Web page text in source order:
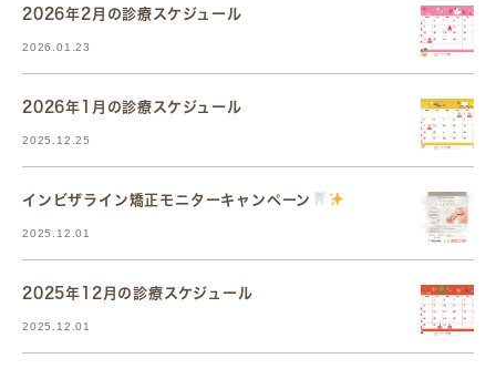
2026年2月の診療スケジュール
2026.01.23
2026年1月の診療スケジュール
2025.12.25
インビザライン矯正モニターキャンペーン
2025.12.01
2025年12月の診療スケジュール
2025.12.01